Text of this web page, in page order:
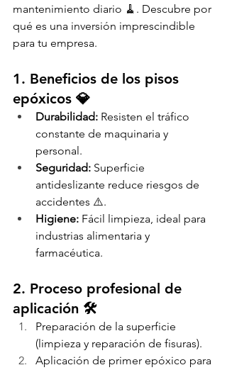
mantenimiento diario 🧹. Descubre por
qué es una inversión imprescindible
para tu empresa.
1. Beneficios de los pisos
epóxicos 💎
Durabilidad: Resisten el tráfico
constante de maquinaria y
personal.
Seguridad: Superficie
antideslizante reduce riesgos de
accidentes ⚠️.
Higiene: Fácil limpieza, ideal para
industrias alimentaria y
farmacéutica.
2. Proceso profesional de
aplicación 🛠️
Preparación de la superficie
(limpieza y reparación de fisuras).
Aplicación de primer epóxico para